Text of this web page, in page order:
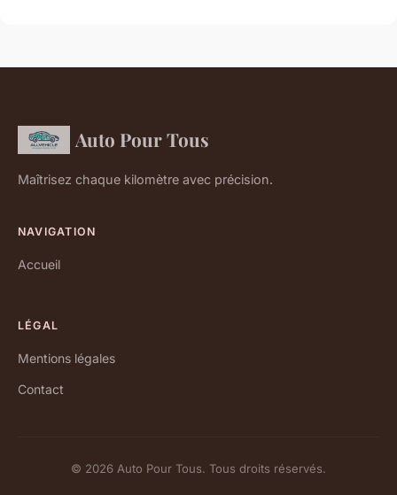
Auto Pour Tous
Maîtrisez chaque kilomètre avec précision.
NAVIGATION
Accueil
LÉGAL
Mentions légales
Contact
© 2026 Auto Pour Tous. Tous droits réservés.